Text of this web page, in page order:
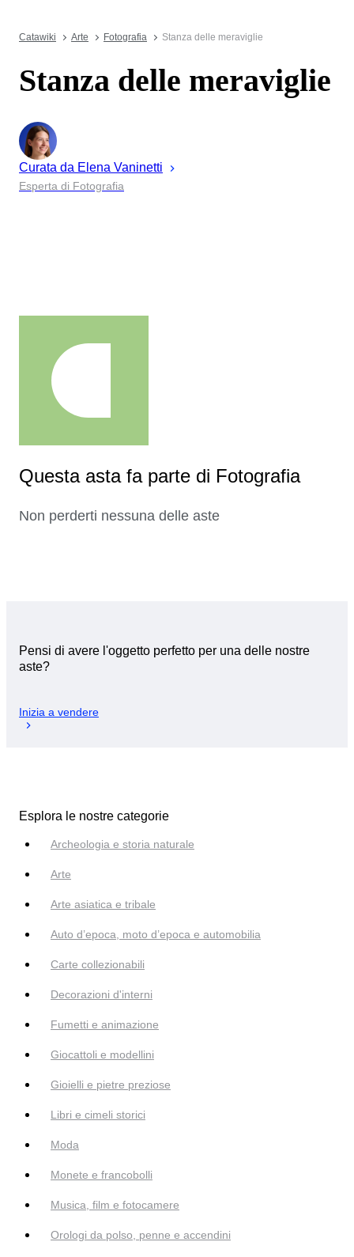
Catawiki Arte Fotografia Stanza delle meraviglie
Stanza delle meraviglie
Curata da Elena Vaninetti
Esperta di Fotografia
Questa asta fa parte di Fotografia
Non perderti nessuna delle aste
Pensi di avere l'oggetto perfetto per una delle nostre
aste?
Inizia a vendere
Esplora le nostre categorie
Archeologia e storia naturale
Arte
Arte asiatica e tribale
Auto d’epoca, moto d’epoca e automobilia
Carte collezionabili
Decorazioni d'interni
Fumetti e animazione
Giocattoli e modellini
Gioielli e pietre preziose
Libri e cimeli storici
Moda
Monete e francobolli
Musica, film e fotocamere
Orologi da polso, penne e accendini